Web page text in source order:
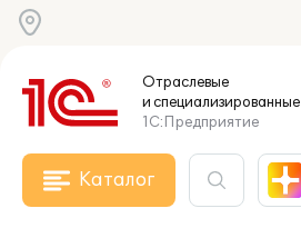
Отраслевые
и специализированные
1С:Предприятие
Каталог